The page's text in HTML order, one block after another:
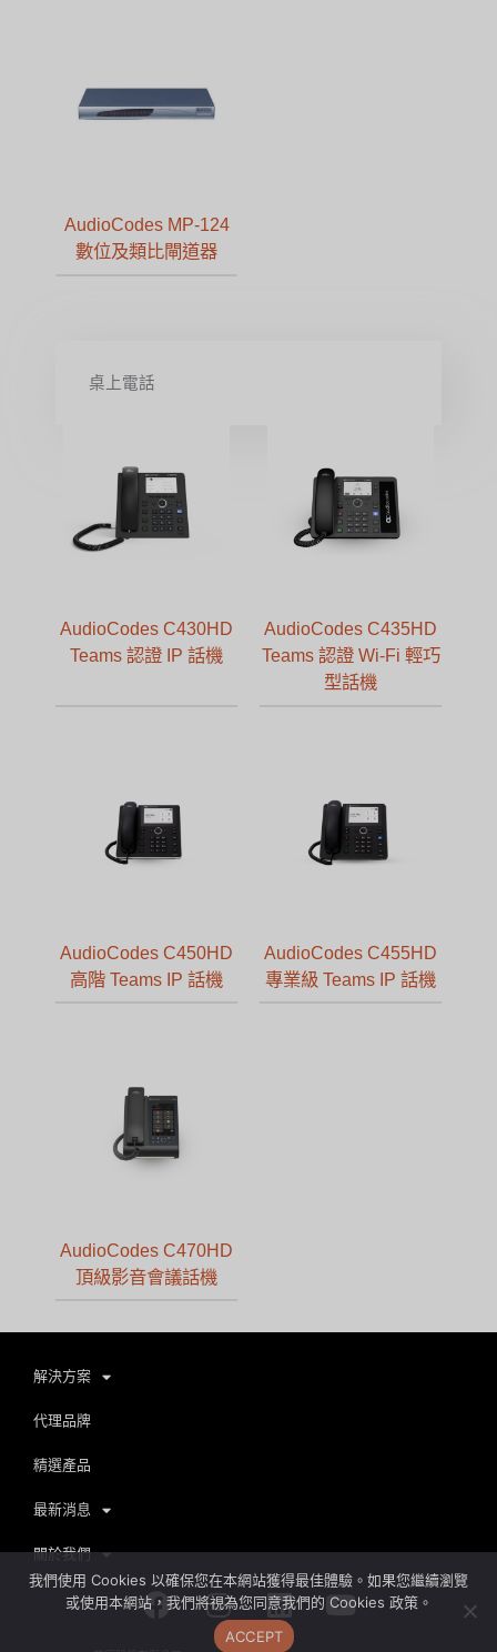
AudioCodes MP-124
數位及類比閘道器
桌上電話
AudioCodes C430HD
Teams 認證 IP 話機
AudioCodes C435HD
Teams 認證 Wi-Fi 輕巧
型話機
AudioCodes C450HD
高階 Teams IP 話機
AudioCodes C455HD
專業級 Teams IP 話機
AudioCodes C470HD
頂級影音會議話機
解決方案
代理品牌
精選產品
最新消息
關於我們
FacebookInstagram
LinkedinYoutube
我們使用 Cookies 以確保您在本網站獲得最佳體驗。如果您繼續瀏覽
或使用本網站，我們將視為您同意我們的 Cookies 政策。
ACCEPT